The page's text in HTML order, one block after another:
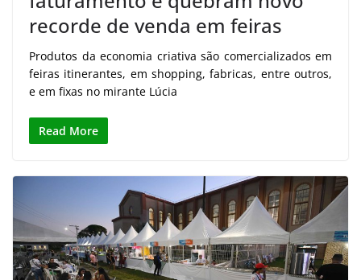
recorde de venda em feiras
Produtos da economia criativa são comercializados em
feiras itinerantes, em shopping, fabricas, entre outros,
e em fixas no mirante Lúcia
Read More